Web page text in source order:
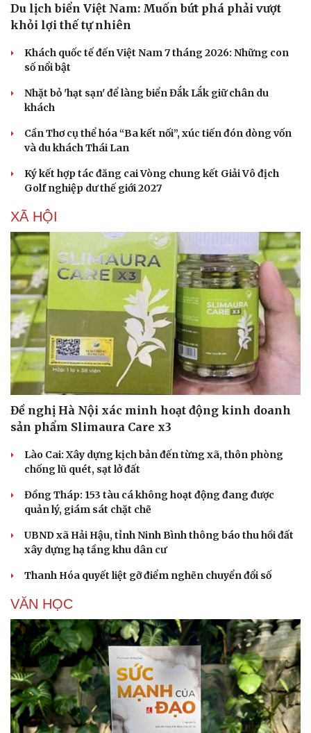
Văn hóa
Sân khấu - Điện ảnh
Văn học
Âm nhạc
Di sản
Giải trí
Nghệ sĩ
Thời trang
Sao Việt
Du lịch biển Việt Nam: Muốn bứt phá phải vượt
khỏi lợi thế tự nhiên
Khách quốc tế đến Việt Nam 7 tháng 2026: Những con
số nổi bật
Nhặt bỏ 'hạt sạn' để làng biển Đắk Lắk giữ chân du
khách
Cần Thơ cụ thể hóa “Ba kết nối”, xúc tiến đón dòng vốn
và du khách Thái Lan
Ký kết hợp tác đăng cai Vòng chung kết Giải Vô địch
Golf nghiệp dư thế giới 2027
XÃ HỘI
Đề nghị Hà Nội xác minh hoạt động kinh doanh
sản phẩm Slimaura Care x3
Lào Cai: Xây dựng kịch bản đến từng xã, thôn phòng
chống lũ quét, sạt lở đất
Đồng Tháp: 153 tàu cá không hoạt động đang được
quản lý, giám sát chặt chẽ
UBND xã Hải Hậu, tỉnh Ninh Bình thông báo thu hồi đất
xây dựng hạ tầng khu dân cư
Thanh Hóa quyết liệt gỡ điểm nghẽn chuyển đổi số
VĂN HỌC